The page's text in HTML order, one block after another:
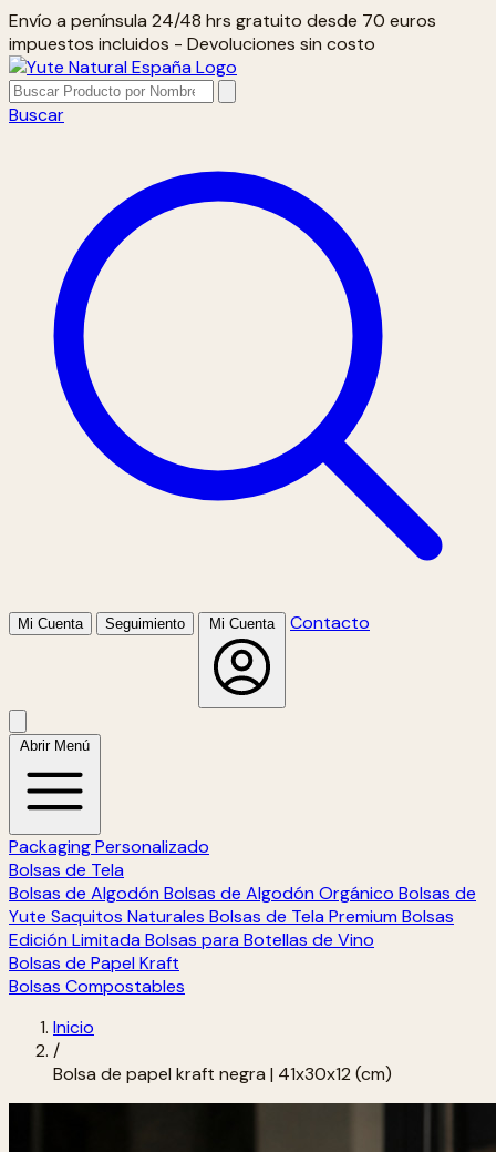
Envío a península 24/48 hrs gratuito desde 70 euros
impuestos incluidos - Devoluciones sin costo
Buscar
Mi Cuenta Seguimiento Mi Cuenta Contacto
Abrir Menú
Packaging Personalizado
Bolsas de Tela
Bolsas de Algodón Bolsas de Algodón Orgánico Bolsas de
Yute Saquitos Naturales Bolsas de Tela Premium Bolsas
Edición Limitada Bolsas para Botellas de Vino
Bolsas de Papel Kraft
Bolsas Compostables
Inicio
/
Bolsa de papel kraft negra | 41x30x12 (cm)